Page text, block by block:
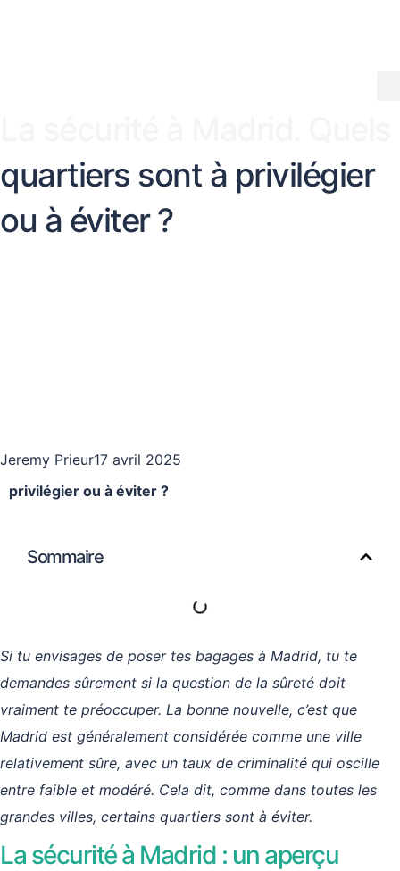
quartiers sont à privilégier
ou à éviter ?
Jeremy Prieur17 avril 2025
privilégier ou à éviter ?
Sommaire
Si tu envisages de poser tes bagages à Madrid, tu te
demandes sûrement si la question de la sûreté doit
vraiment te préoccuper. La bonne nouvelle, c’est que
Madrid est généralement considérée comme une ville
relativement sûre, avec un taux de criminalité qui oscille
entre faible et modéré. Cela dit, comme dans toutes les
grandes villes, certains quartiers sont à éviter.
La sécurité à Madrid : un aperçu